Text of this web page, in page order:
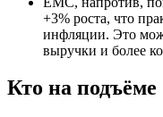
+3% роста, что
инфляции. Это
выручки и более
Кто на подъёме